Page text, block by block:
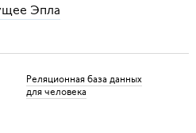
Эпла
Реляционная база данных
для человека